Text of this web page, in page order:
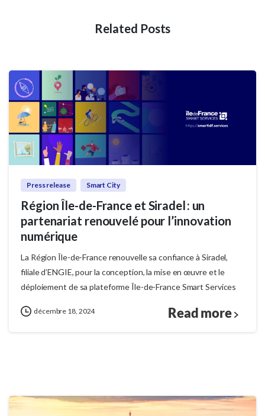
Related Posts
Press release Smart City
Région Île-de-France et Siradel : un
partenariat renouvelé pour l’innovation
numérique
La Région Île-de-France renouvelle sa confiance à Siradel,
filiale d’ENGIE, pour la conception, la mise en œuvre et le
déploiement de sa plateforme Île-de-France Smart Services
décembre 18, 2024 Read more